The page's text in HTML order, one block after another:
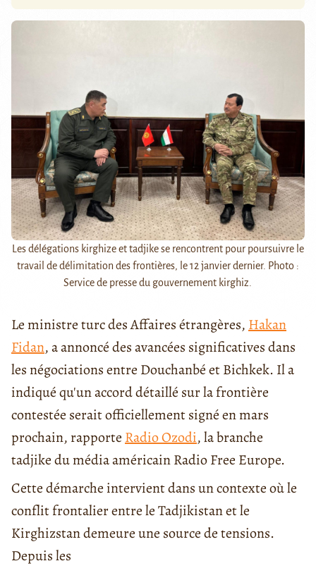
Les délégations kirghize et tadjike se rencontrent pour poursuivre le
travail de délimitation des frontières, le 12 janvier dernier. Photo :
Service de presse du gouvernement kirghiz.
Le ministre turc des Affaires étrangères, Hakan
Fidan, a annoncé des avancées significatives dans
les négociations entre Douchanbé et Bichkek. Il a
indiqué qu'un accord détaillé sur la frontière
contestée serait officiellement signé en mars
prochain, rapporte Radio Ozodi, la branche
tadjike du média américain Radio Free Europe.
Cette démarche intervient dans un contexte où le
conflit frontalier entre le Tadjikistan et le
Kirghizstan demeure une source de tensions.
Depuis les